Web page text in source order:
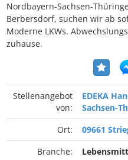
Nordbayern-Sachsen-
Berbersdorf, suchen wir ab
Moderne LKWs.
zuhause.
Stellenangebot
von:
EDEKA
Sachsen-
Ort:
09661
Branche: